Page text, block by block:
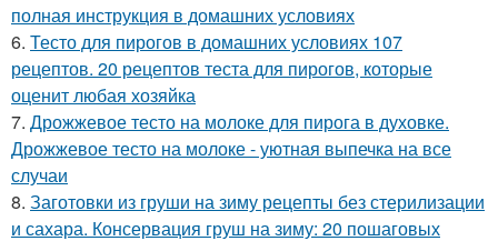
полная инструкция в домашних условиях
6. Тесто для пирогов в домашних условиях 107
рецептов. 20 рецептов теста для пирогов, которые
оценит любая хозяйка
7. Дрожжевое тесто на молоке для пирога в духовке.
Дрожжевое тесто на молоке - уютная выпечка на все
случаи
8. Заготовки из груши на зиму рецепты без стерилизации
и сахара. Консервация груш на зиму: 20 пошаговых